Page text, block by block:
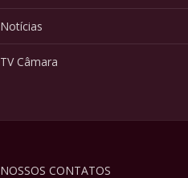
Notícias
TV Câmara
NOSSOS CONTATOS